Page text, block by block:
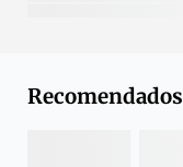
Recomendados